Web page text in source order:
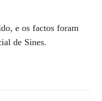
e os factos foram
de Sines.